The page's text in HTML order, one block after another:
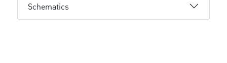
Schematics